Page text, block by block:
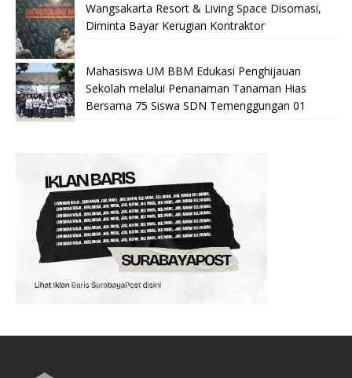
Wangsakarta Resort & Living Space Disomasi,
Diminta Bayar Kerugian Kontraktor
Mahasiswa UM BBM Edukasi Penghijauan
Sekolah melalui Penanaman Tanaman Hias
Bersama 75 Siswa SDN Temenggungan 01